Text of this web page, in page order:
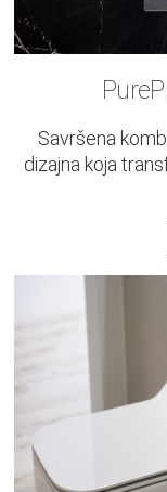
Savršena
dizajna koja